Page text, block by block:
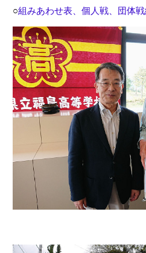
○組みあわせ表、個人戦、団体